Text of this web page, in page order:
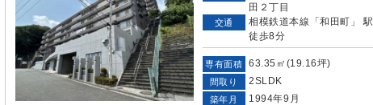
田２丁目
交通
相模鉄道本線「和田町」 駅
徒歩8分
専有面積 63.35㎡(19.16坪)
間取り 2SLDK
築年月 1994年9月